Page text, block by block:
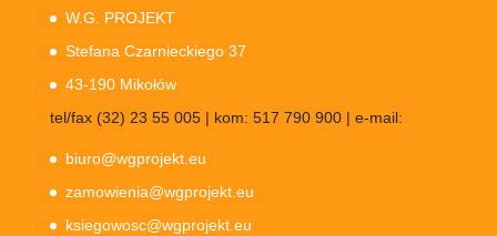
W.G. PROJEKT
Stefana Czarnieckiego 37
43-190 Mikołów
tel/fax (32) 23 55 005 | kom: 517 790 900 | e-mail:
biuro@wgprojekt.eu
zamowienia@wgprojekt.eu
ksiegowosc@wgprojekt.eu